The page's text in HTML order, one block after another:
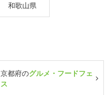
和歌山県
京都府のグルメ・フードフェ
ス